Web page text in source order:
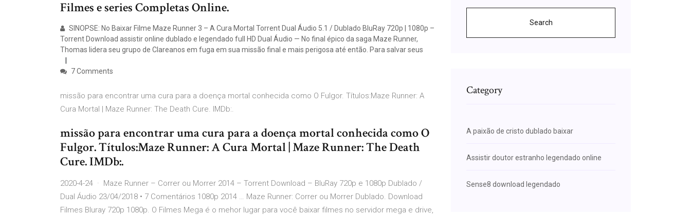
Filmes e series Completas Online.
SINOPSE: No Baixar Filme Maze Runner 3 – A Cura Mortal Torrent Dual Áudio 5.1 / Dublado BluRay 720p | 1080p –
Torrent Download assistir online dublado e legendado full HD Dual Áudio — No final épico da saga Maze Runner,
Thomas lidera seu grupo de Clareanos em fuga em sua missão final e mais perigosa até então. Para salvar seus
7 Comments
missão para encontrar uma cura para a doença mortal conhecida como O Fulgor. Títulos:Maze Runner: A
Cura Mortal | Maze Runner: The Death Cure. IMDb:.
missão para encontrar uma cura para a doença mortal conhecida como O
Fulgor. Títulos:Maze Runner: A Cura Mortal | Maze Runner: The Death
Cure. IMDb:.
2020-4-24 · Maze Runner – Correr ou Morrer 2014 – Torrent Download – BluRay 720p e 1080p Dublado /
Dual Áudio 23/04/2018 • 7 Comentários 1080p 2014 … Maze Runner: Correr ou Morrer Dublado. Download
Filmes Bluray 720p 1080p. O Filmes Mega é o mehor lugar para você baixar filmes no servidor mega e drive,
Search
Category
A paixão de cristo dublado baixar
Assistir doutor estranho legendado online
Sense8 download legendado